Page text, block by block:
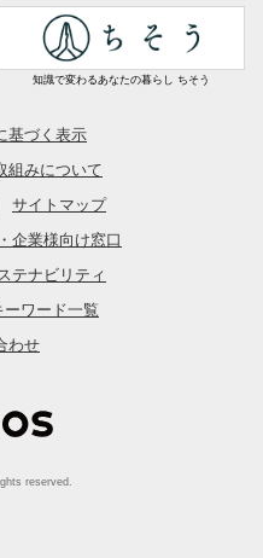
知識で変わるあなたの暮らし ちそう
基づく表示
組みについて
サイトマップ
企業様向け窓口
テナビリティ
ーワード一覧
わせ
reserved.